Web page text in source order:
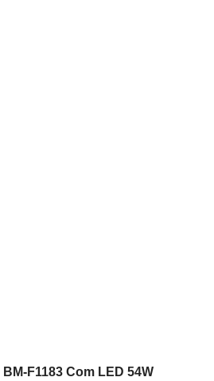
F1183 Com LED 54W